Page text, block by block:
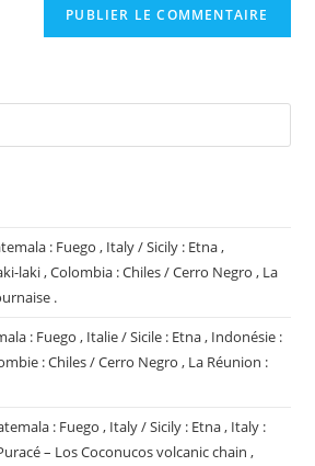
: Fuego , Italy / Sicily : Etna ,
laki , Colombia : Chiles / Cerro Negro , La
.
: Fuego , Italie / Sicile : Etna , Indonésie :
: Chiles / Cerro Negro , La Réunion :
: Fuego , Italy / Sicily : Etna , Italy :
– Los Coconucos volcanic chain ,